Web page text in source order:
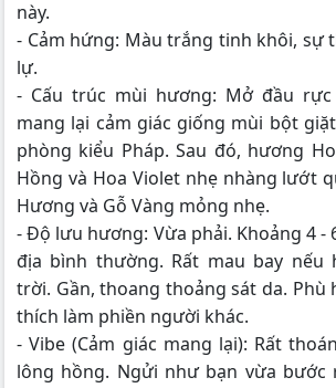
này.
- Cảm hứng: Màu trắng tinh khôi, sự
lự.
- Cấu trúc mùi hương: Mở đầu rực
mang lại cảm giác giống mùi bột
phòng kiểu Pháp. Sau đó, hương
Hồng và Hoa Violet nhẹ nhàng lướt
Hương và Gỗ Vàng mỏng nhẹ.
- Độ lưu hương: Vừa phải. Khoảng 4 -
địa bình thường. Rất mau bay nếu
trời. Gần, thoang thoảng sát da. Phù
thích làm phiền người khác.
- Vibe (Cảm giác mang lại): Rất
lông hồng. Ngửi như bạn vừa